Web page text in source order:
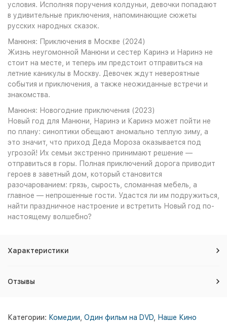
условия. Исполняя поручения колдуньи, девочки попадают
в удивительные приключения, напоминающие сюжеты
русских народных сказок.
Манюня: Приключения в Москве (2024)
Жизнь неугомонной Манюни и сестер Каринэ и Наринэ не
стоит на месте, и теперь им предстоит отправиться на
летние каникулы в Москву. Девочек ждут невероятные
события и приключения, а также неожиданные встречи и
знакомства.
Манюня: Новогодние приключения (2023)
Новый год для Манюни, Наринэ и Каринэ может пойти не
по плану: синоптики обещают аномально теплую зиму, а
это значит, что приход Деда Мороза оказывается под
угрозой! Их семьи экстренно принимают решение —
отправиться в горы. Полная приключений дорога приводит
героев в заветный дом, который становится
разочарованием: грязь, сырость, сломанная мебель, а
главное — непрошенные гости. Удастся ли им подружиться,
найти праздничное настроение и встретить Новый год по-
настоящему волшебно?
Характеристики
Отзывы
Категории: Комедии Один фильм на DVD Наше Кино